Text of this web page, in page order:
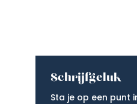
Schrijfgeluk
Sta je op een punt